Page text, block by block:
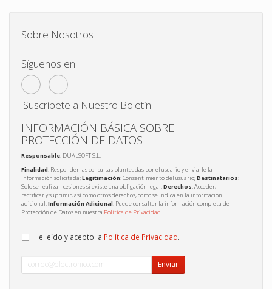
Sobre Nosotros
Síguenos en:
¡Suscríbete a Nuestro Boletín!
INFORMACIÓN BÁSICA SOBRE
PROTECCIÓN DE DATOS
Responsable: DUALSOFT S.L.
Finalidad: Responder las consultas planteadas por el usuario y enviarle la
información solicitada;Legitimación: Consentimiento del usuario;Destinatarios:
Solo se realizan cesiones si existe una obligación legal;Derechos: Acceder,
rectificar y suprimir, así como otros derechos, como se indica en la información
adicional;Información Adicional: Puede consultar la información completa de
Protección de Datos en nuestra Política de Privacidad.
He leído y acepto la Política de Privacidad.
Enviar